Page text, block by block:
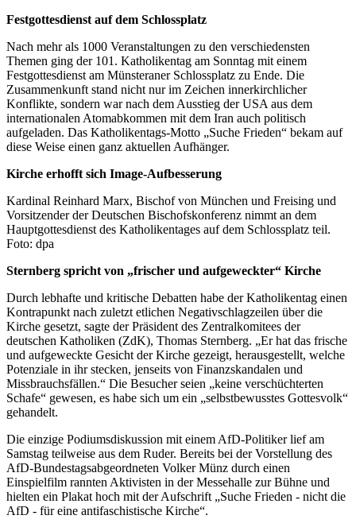
Festgottesdienst auf dem Schlossplatz
Nach mehr als 1000 Veranstaltungen zu den verschiedensten
Themen ging der 101. Katholikentag am Sonntag mit einem
Festgottesdienst am Münsteraner Schlossplatz zu Ende. Die
Zusammenkunft stand nicht nur im Zeichen innerkirchlicher
Konflikte, sondern war nach dem Ausstieg der USA aus dem
internationalen Atomabkommen mit dem Iran auch politisch
aufgeladen. Das Katholikentags-Motto „Suche Frieden“ bekam auf
diese Weise einen ganz aktuellen Aufhänger.
Kirche erhofft sich Image-Aufbesserung
Kardinal Reinhard Marx, Bischof von München und Freising und
Vorsitzender der Deutschen Bischofskonferenz nimmt an dem
Hauptgottesdienst des Katholikentages auf dem Schlossplatz teil.
Foto: dpa
Sternberg spricht von „frischer und aufgeweckter“ Kirche
Durch lebhafte und kritische Debatten habe der Katholikentag einen
Kontrapunkt nach zuletzt etlichen Negativschlagzeilen über die
Kirche gesetzt, sagte der Präsident des Zentralkomitees der
deutschen Katholiken (ZdK), Thomas Sternberg. „Er hat das frische
und aufgeweckte Gesicht der Kirche gezeigt, herausgestellt, welche
Potenziale in ihr stecken, jenseits von Finanzskandalen und
Missbrauchsfällen.“ Die Besucher seien „keine verschüchterten
Schafe“ gewesen, es habe sich um ein „selbstbewusstes Gottesvolk“
gehandelt.
Die einzige Podiumsdiskussion mit einem AfD-Politiker lief am
Samstag teilweise aus dem Ruder. Bereits bei der Vorstellung des
AfD-Bundestagsabgeordneten Volker Münz durch einen
Einspielfilm rannten Aktivisten in der Messehalle zur Bühne und
hielten ein Plakat hoch mit der Aufschrift „Suche Frieden - nicht die
AfD - für eine antifaschistische Kirche“.